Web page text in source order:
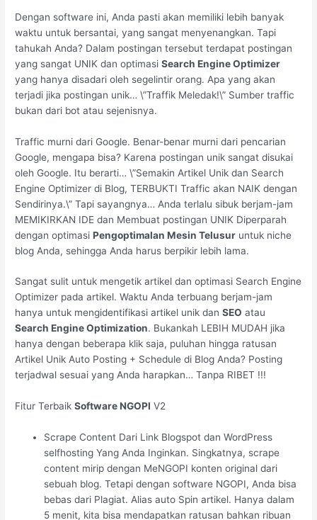
Dengan software ini, Anda pasti akan memiliki lebih banyak
waktu untuk bersantai, yang sangat menyenangkan. Tapi
tahukah Anda? Dalam postingan tersebut terdapat postingan
yang sangat UNIK dan optimasiSearch Engine Optimizer
yang hanya disadari oleh segelintir orang. Apa yang akan
terjadi jika postingan unik… \”Traffik Meledak!\” Sumber traffic
bukan dari bot atau sejenisnya.
Traffic murni dari Google. Benar-benar murni dari pencarian
Google, mengapa bisa? Karena postingan unik sangat disukai
oleh Google. Itu berarti… \”Semakin Artikel Unik dan Search
Engine Optimizer di Blog, TERBUKTI Traffic akan NAIK dengan
Sendirinya.\” Tapi sayangnya… Anda terlalu sibuk berjam-jam
MEMIKIRKAN IDE dan Membuat postingan UNIK Diperparah
dengan optimasiPengoptimalan Mesin Telusur untuk niche
blog Anda, sehingga Anda harus berpikir lebih lama.
Sangat sulit untuk mengetik artikel dan optimasi Search Engine
Optimizer pada artikel. Waktu Anda terbuang berjam-jam
hanya untuk mengidentifikasi artikel unik danSEO atau
Search Engine Optimization. Bukankah LEBIH MUDAH jika
hanya dengan beberapa klik saja, puluhan hingga ratusan
Artikel Unik Auto Posting + Schedule di Blog Anda? Posting
terjadwal sesuai yang Anda harapkan… Tanpa RIBET !!!
Fitur TerbaikSoftware NGOPI V2
Scrape Content Dari Link Blogspot dan WordPress
selfhosting Yang Anda Inginkan. Singkatnya, scrape
content mirip dengan MeNGOPI konten original dari
sebuah blog. Tetapi dengan software NGOPI, Anda bisa
bebas dari Plagiat. Alias auto Spin artikel. Hanya dalam
5 menit, kita bisa mendapatkan ratusan bahkan ribuan